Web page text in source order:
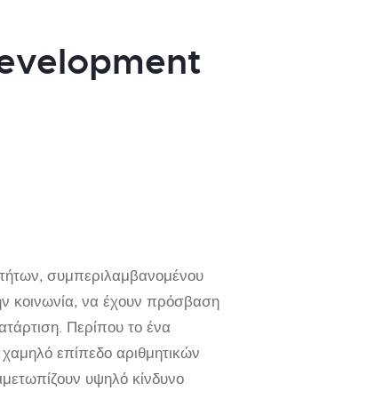
συμπεριλαμβανομένου
κοινωνία, να έχουν πρόσβαση
Περίπου το ένα
επίπεδο αριθμητικών
υψηλό κίνδυνο